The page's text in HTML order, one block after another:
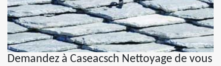
Demandez à Caseacsch Nettoyage de vous